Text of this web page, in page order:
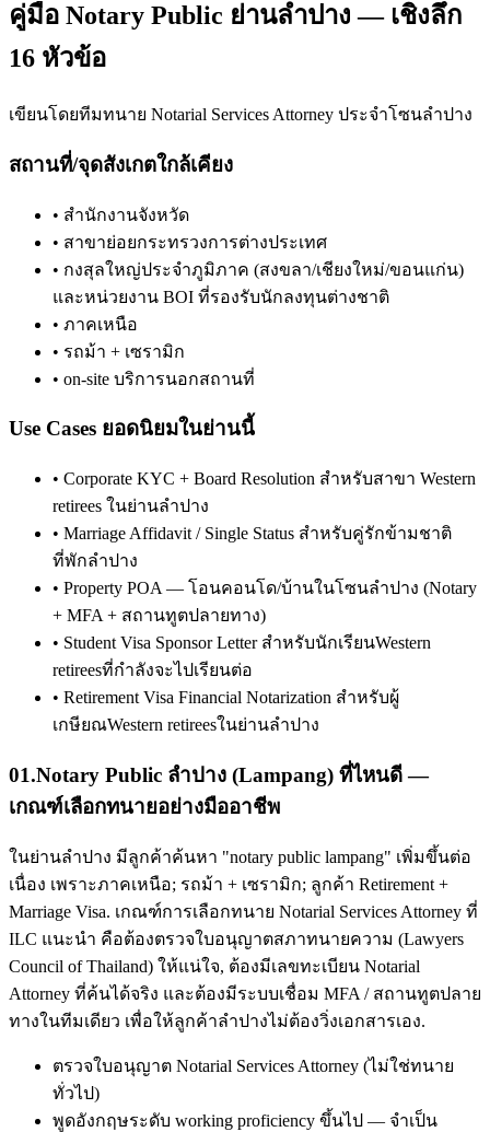
คู่มือ Notary Public ย่านลำปาง — เชิงลึก
16 หัวข้อ
เขียนโดยทีมทนาย Notarial Services Attorney ประจำโซนลำปาง
สถานที่/จุดสังเกตใกล้เคียง
• สำนักงานจังหวัด
• สาขาย่อยกระทรวงการต่างประเทศ
• กงสุลใหญ่ประจำภูมิภาค (สงขลา/เชียงใหม่/ขอนแก่น)
และหน่วยงาน BOI ที่รองรับนักลงทุนต่างชาติ
• ภาคเหนือ
• รถม้า + เซรามิก
• on-site บริการนอกสถานที่
Use Cases ยอดนิยมในย่านนี้
• Corporate KYC + Board Resolution สำหรับสาขา Western
retirees ในย่านลำปาง
• Marriage Affidavit / Single Status สำหรับคู่รักข้ามชาติ
ที่พักลำปาง
• Property POA — โอนคอนโด/บ้านในโซนลำปาง (Notary
+ MFA + สถานทูตปลายทาง)
• Student Visa Sponsor Letter สำหรับนักเรียนWestern
retireesที่กำลังจะไปเรียนต่อ
• Retirement Visa Financial Notarization สำหรับผู้
เกษียณWestern retireesในย่านลำปาง
01.Notary Public ลำปาง (Lampang) ที่ไหนดี —
เกณฑ์เลือกทนายอย่างมืออาชีพ
ในย่านลำปาง มีลูกค้าค้นหา "notary public lampang" เพิ่มขึ้นต่อ
เนื่อง เพราะภาคเหนือ; รถม้า + เซรามิก; ลูกค้า Retirement +
Marriage Visa. เกณฑ์การเลือกทนาย Notarial Services Attorney ที่
ILC แนะนำ คือต้องตรวจใบอนุญาตสภาทนายความ (Lawyers
Council of Thailand) ให้แน่ใจ, ต้องมีเลขทะเบียน Notarial
Attorney ที่ค้นได้จริง และต้องมีระบบเชื่อม MFA / สถานทูตปลาย
ทางในทีมเดียว เพื่อให้ลูกค้าลำปางไม่ต้องวิ่งเอกสารเอง.
ตรวจใบอนุญาต Notarial Services Attorney (ไม่ใช่ทนาย
ทั่วไป)
พูดอังกฤษระดับ working proficiency ขึ้นไป — จำเป็น